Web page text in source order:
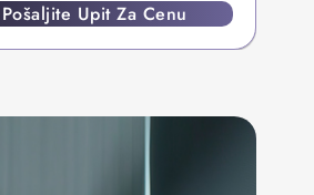
Pošaljite Upit Za Cenu